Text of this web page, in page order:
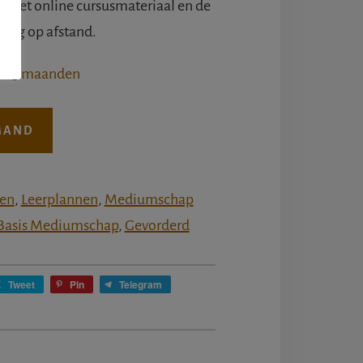
het online cursusmateriaal en de
op afstand.
5 maanden
, Leerplannen, Mediumschap
Mediumschap, Gevorderd
Tweet Pin
Telegram